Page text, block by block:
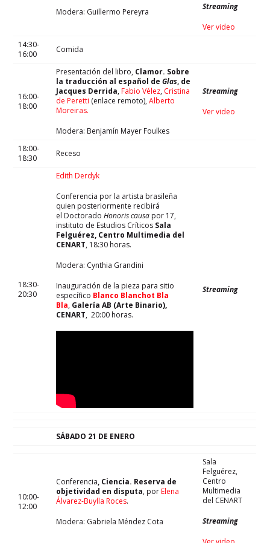
Modera: Guillermo Pereyra
Streaming
Ver video
14:30-
16:00
Comida
16:00-
18:00
Presentación del libro, Clamor. Sobre
la traducción al español de Glas, de
Jacques Derrida,Fabio Vélez, Cristina
de Peretti (enlace remoto),Alberto
Moreiras.
Modera: Benjamín Mayer Foulkes
Streaming
Ver video
18:00-
18:30
Receso
18:30-
20:30
Edith Derdyk
Conferencia por la artista brasileña
quien posteriormente recibirá
el Doctorado Honoriscausa por 17,
instituto de Estudios Críticos Sala
Felguérez, Centro Multimedia del
CENART, 18:30 horas.
Modera: Cynthia Grandini
Inauguración de la pieza para sitio
específico Blanco Blanchot Bla
Bla, Galería AB (Arte Binario),
CENART, 20:00 horas.
Streaming
SÁBADO 21 DE ENERO
10:00-
12:00
Conferencia, Ciencia. Reserva de
objetividad en disputa, porElena
Álvarez-Buylla Roces.
Modera: Gabriela Méndez Cota
Sala
Felguérez,
Centro
Multimedia
del CENART
Streaming